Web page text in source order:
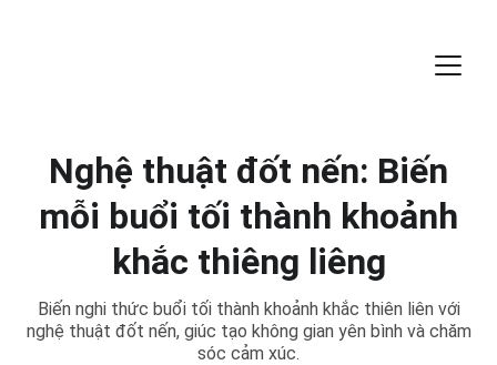
Nghệ thuật đốt nến: Biến
mỗi buổi tối thành khoảnh
khắc thiêng liêng
Biến nghi thức buổi tối thành khoảnh khắc thiên liên với
nghệ thuật đốt nến, giúc tạo không gian yên bình và chăm
sóc cảm xúc.